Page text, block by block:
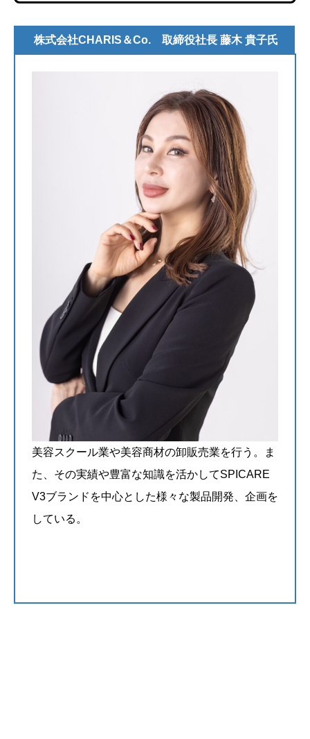
株式会社CHARIS＆Co. 取締役社長 藤木 貴子氏
美容スクール業や美容商材の卸販売業を行う。ま
た、その実績や豊富な知識を活かしてSPICARE
V3ブランドを中心とした様々な製品開発、企画を
している。